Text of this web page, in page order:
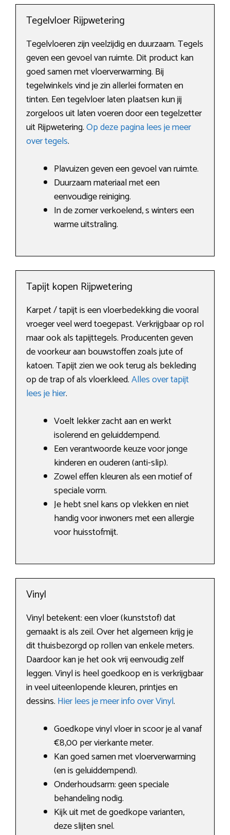
Tegelvloer Rijpwetering
Tegelvloeren zijn veelzijdig en duurzaam. Tegels
geven een gevoel van ruimte. Dit product kan
goed samen met vloerverwarming. Bij
tegelwinkels vind je zin allerlei formaten en
tinten. Een tegelvloer laten plaatsen kun jij
zorgeloos uit laten voeren door een tegelzetter
uit Rijpwetering.Op deze pagina lees je meer
over tegels.
Plavuizen geven een gevoel van ruimte.
Duurzaam materiaal met een
eenvoudige reiniging.
In de zomer verkoelend, s winters een
warme uitstraling.
Tapijt kopen Rijpwetering
Karpet / tapijt is een vloerbedekking die vooral
vroeger veel werd toegepast. Verkrijgbaar op rol
maar ook als tapijttegels. Producenten geven
de voorkeur aan bouwstoffen zoals jute of
katoen. Tapijt zien we ook terug als bekleding
op de trap of als vloerkleed.Alles over tapijt
lees je hier.
Voelt lekker zacht aan en werkt
isolerend en geluiddempend.
Een verantwoorde keuze voor jonge
kinderen en ouderen (anti-slip).
Zowel effen kleuren als een motief of
speciale vorm.
Je hebt snel kans op vlekken en niet
handig voor inwoners met een allergie
voor huisstofmijt.
Vinyl
Vinyl betekent: een vloer (kunststof) dat
gemaakt is als zeil. Over het algemeen krijg je
dit thuisbezorgd op rollen van enkele meters.
Daardoor kan je het ook vrij eenvoudig zelf
leggen. Vinyl is heel goedkoop en is verkrijgbaar
in veel uiteenlopende kleuren, printjes en
dessins. Hier lees je meer info over Vinyl.
Goedkope vinyl vloer in scoor je al vanaf
€8,00 per vierkante meter.
Kan goed samen met vloerverwarming
(en is geluiddempend).
Onderhoudsarm: geen speciale
behandeling nodig.
Kijk uit met de goedkope varianten,
deze slijten snel.